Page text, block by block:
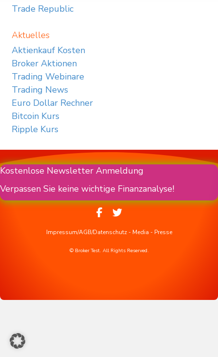
Trade Republic
Aktuelles
Aktienkauf Kosten
Broker Aktionen
Trading Webinare
Trading News
Euro Dollar Rechner
Bitcoin Kurs
Ripple Kurs
Kostenlose Newsletter Anmeldung
Verpassen Sie keine wichtige Finanzanalyse!
Impressum/AGB/Datenschutz- Media - Presse
© Broker Test. All Rights Reserved.